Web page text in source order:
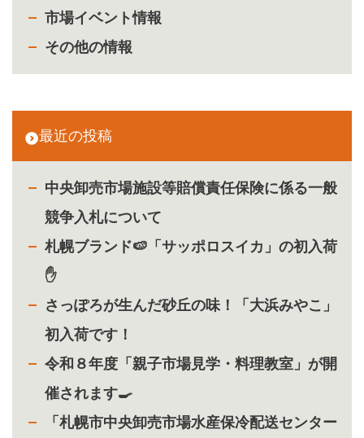
市場イベント情報
その他の情報
最近の投稿
中央卸売市場施設等賠償責任保険に係る一般
競争入札について
札幌ブランド🍉「サッポロスイカ」の初入荷
✋
さっぽろが生んだ砂丘の味！「大浜みやこ」
初入荷です！
令和８年度「親子市場見学・料理教室」が開
催されます🍳
「札幌市中央卸売市場水産保冷配送センター